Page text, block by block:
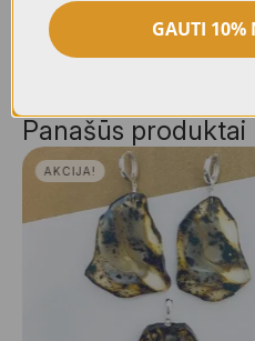
Panašūs produktai
AKCIJA!
GAUTI 10%